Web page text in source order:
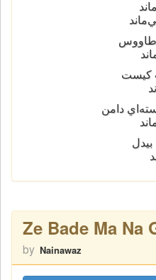
طاووس
‌کيست
دامن
Ze Bade Ma Na
by Nainawaz